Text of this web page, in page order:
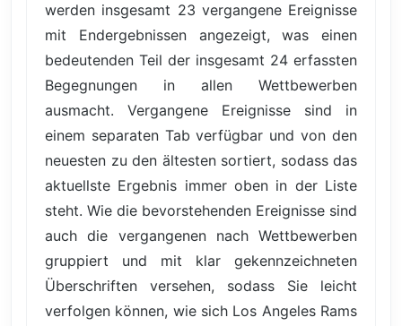
werden insgesamt 23 vergangene Ereignisse
mit Endergebnissen angezeigt, was einen
bedeutenden Teil der insgesamt 24 erfassten
Begegnungen in allen Wettbewerben
ausmacht. Vergangene Ereignisse sind in
einem separaten Tab verfügbar und von den
neuesten zu den ältesten sortiert, sodass das
aktuellste Ergebnis immer oben in der Liste
steht. Wie die bevorstehenden Ereignisse sind
auch die vergangenen nach Wettbewerben
gruppiert und mit klar gekennzeichneten
Überschriften versehen, sodass Sie leicht
verfolgen können, wie sich Los Angeles Rams